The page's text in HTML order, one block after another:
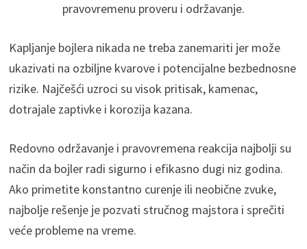
pravovremenu proveru i održavanje.
Kapljanje bojlera nikada ne treba zanemariti jer može
ukazivati na ozbiljne kvarove i potencijalne bezbednosne
rizike. Najčešći uzroci su visok pritisak, kamenac,
dotrajale zaptivke i korozija kazana.
Redovno održavanje i pravovremena reakcija najbolji su
način da bojler radi sigurno i efikasno dugi niz godina.
Ako primetite konstantno curenje ili neobične zvuke,
najbolje rešenje je pozvati stručnog majstora i sprečiti
veće probleme na vreme.